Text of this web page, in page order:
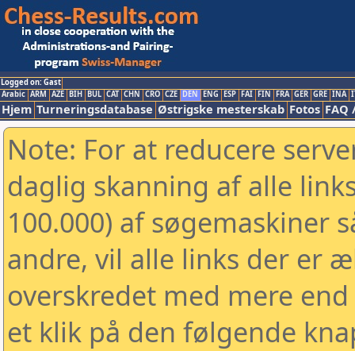
Logged on: Gast
Arabic ARM AZE BIH BUL CAT CHN CRO CZE DEN ENG ESP FAI FIN FRA GER GRE INA
Hjem Turneringsdatabase Østrigske mesterskab Fotos FAQ
Note: For at reducere
daglig skanning af alle
100.000) af søgemaskiner
andre, vil alle links der er
overskredet med mere
et klik på den følgende